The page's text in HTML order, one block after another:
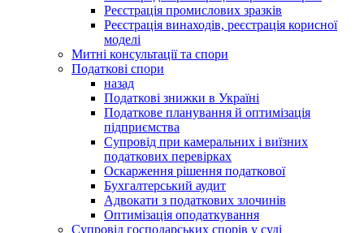
Реєстрація промислових зразків
Реєстрація винаходів, реєстрація корисної
моделі
Митні консультації та спори
Податкові спори
назад
Податкові знижки в Україні
Податкове планування й оптимізація
підприємства
Супровід при камеральних і виїзних
податкових перевірках
Оскарження рішення податкової
Бухгалтерський аудит
Адвокати з податкових злочинів
Оптимізація оподаткування
Супровід господарських спорів у суді